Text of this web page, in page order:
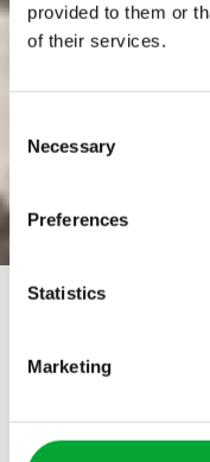
provided to them or
of their services.
Selection
Necessary
Preferences
Statistics
Marketing
sistemas
tuberías